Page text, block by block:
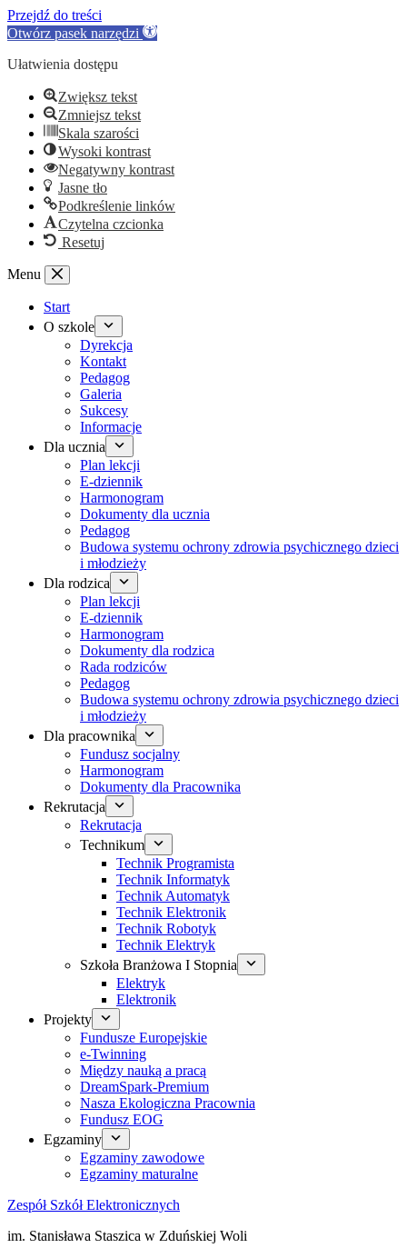
Przejdź do treści
Otwórz pasek narzędzi
Ułatwienia dostępu
Zwiększ tekst
Zmniejsz tekst
Skala szarości
Wysoki kontrast
Negatywny kontrast
Jasne tło
Podkreślenie linków
Czytelna czcionka
Resetuj
Przejdź
treści
Menu
Start
O szkole
Dyrekcja
Kontakt
Pedagog
Galeria
Sukcesy
Informacje
Dla ucznia
Plan lekcji
E-dziennik
Harmonogram
Dokumenty dla ucznia
Pedagog
Budowa systemu ochrony zdrowia psychicznego dzieci
i młodzieży
Dla rodzica
Plan lekcji
E-dziennik
Harmonogram
Dokumenty dla rodzica
Rada rodziców
Pedagog
Budowa systemu ochrony zdrowia psychicznego dzieci
i młodzieży
Dla pracownika
Fundusz socjalny
Harmonogram
Dokumenty dla Pracownika
Rekrutacja
Rekrutacja
Technikum
Technik Programista
Technik Informatyk
Technik Automatyk
Technik Elektronik
Technik Robotyk
Technik Elektryk
Szkoła Branżowa I Stopnia
Elektryk
Elektronik
Projekty
Fundusze Europejskie
e-Twinning
Między nauką a pracą
DreamSpark-Premium
Nasza Ekologiczna Pracownia
Fundusz EOG
Egzaminy
Egzaminy zawodowe
Egzaminy maturalne
Zespół Szkół Elektronicznych
im. Stanisława Staszica w Zduńskiej Woli